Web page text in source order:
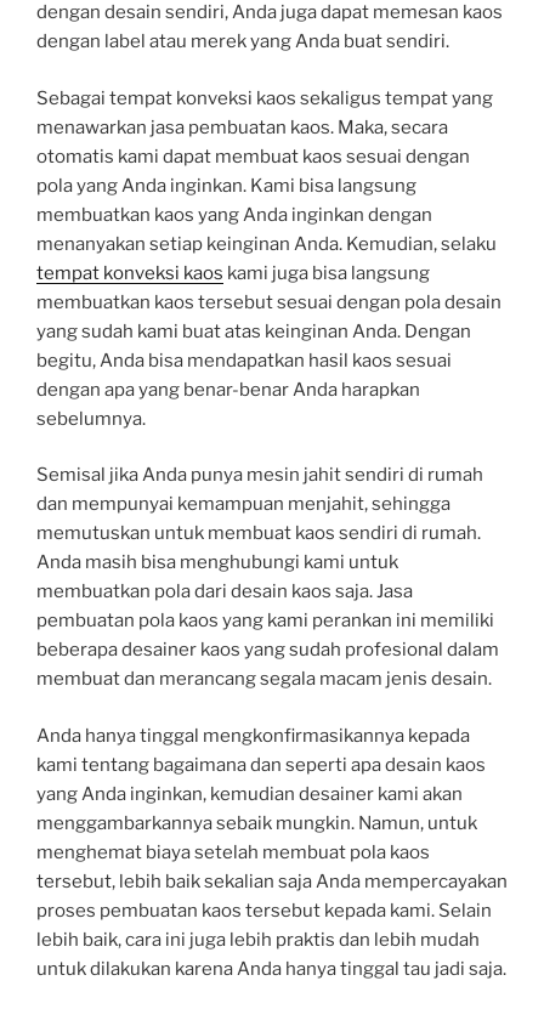
dengan desain sendiri, Anda juga dapat memesan kaos
dengan label atau merek yang Anda buat sendiri.
Sebagai tempat konveksi kaos sekaligus tempat yang
menawarkan jasa pembuatan kaos. Maka, secara
otomatis kami dapat membuat kaos sesuai dengan
pola yang Anda inginkan. Kami bisa langsung
membuatkan kaos yang Anda inginkan dengan
menanyakan setiap keinginan Anda. Kemudian, selaku
tempat konveksi kaos kami juga bisa langsung
membuatkan kaos tersebut sesuai dengan pola desain
yang sudah kami buat atas keinginan Anda. Dengan
begitu, Anda bisa mendapatkan hasil kaos sesuai
dengan apa yang benar-benar Anda harapkan
sebelumnya.
Semisal jika Anda punya mesin jahit sendiri di rumah
dan mempunyai kemampuan menjahit, sehingga
memutuskan untuk membuat kaos sendiri di rumah.
Anda masih bisa menghubungi kami untuk
membuatkan pola dari desain kaos saja. Jasa
pembuatan pola kaos yang kami perankan ini memiliki
beberapa desainer kaos yang sudah profesional dalam
membuat dan merancang segala macam jenis desain.
Anda hanya tinggal mengkonfirmasikannya kepada
kami tentang bagaimana dan seperti apa desain kaos
yang Anda inginkan, kemudian desainer kami akan
menggambarkannya sebaik mungkin. Namun, untuk
menghemat biaya setelah membuat pola kaos
tersebut, lebih baik sekalian saja Anda mempercayakan
proses pembuatan kaos tersebut kepada kami. Selain
lebih baik, cara ini juga lebih praktis dan lebih mudah
untuk dilakukan karena Anda hanya tinggal tau jadi saja.